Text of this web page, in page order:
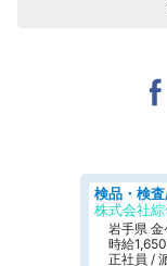
株式会社
岩手県
時給
正社員 /